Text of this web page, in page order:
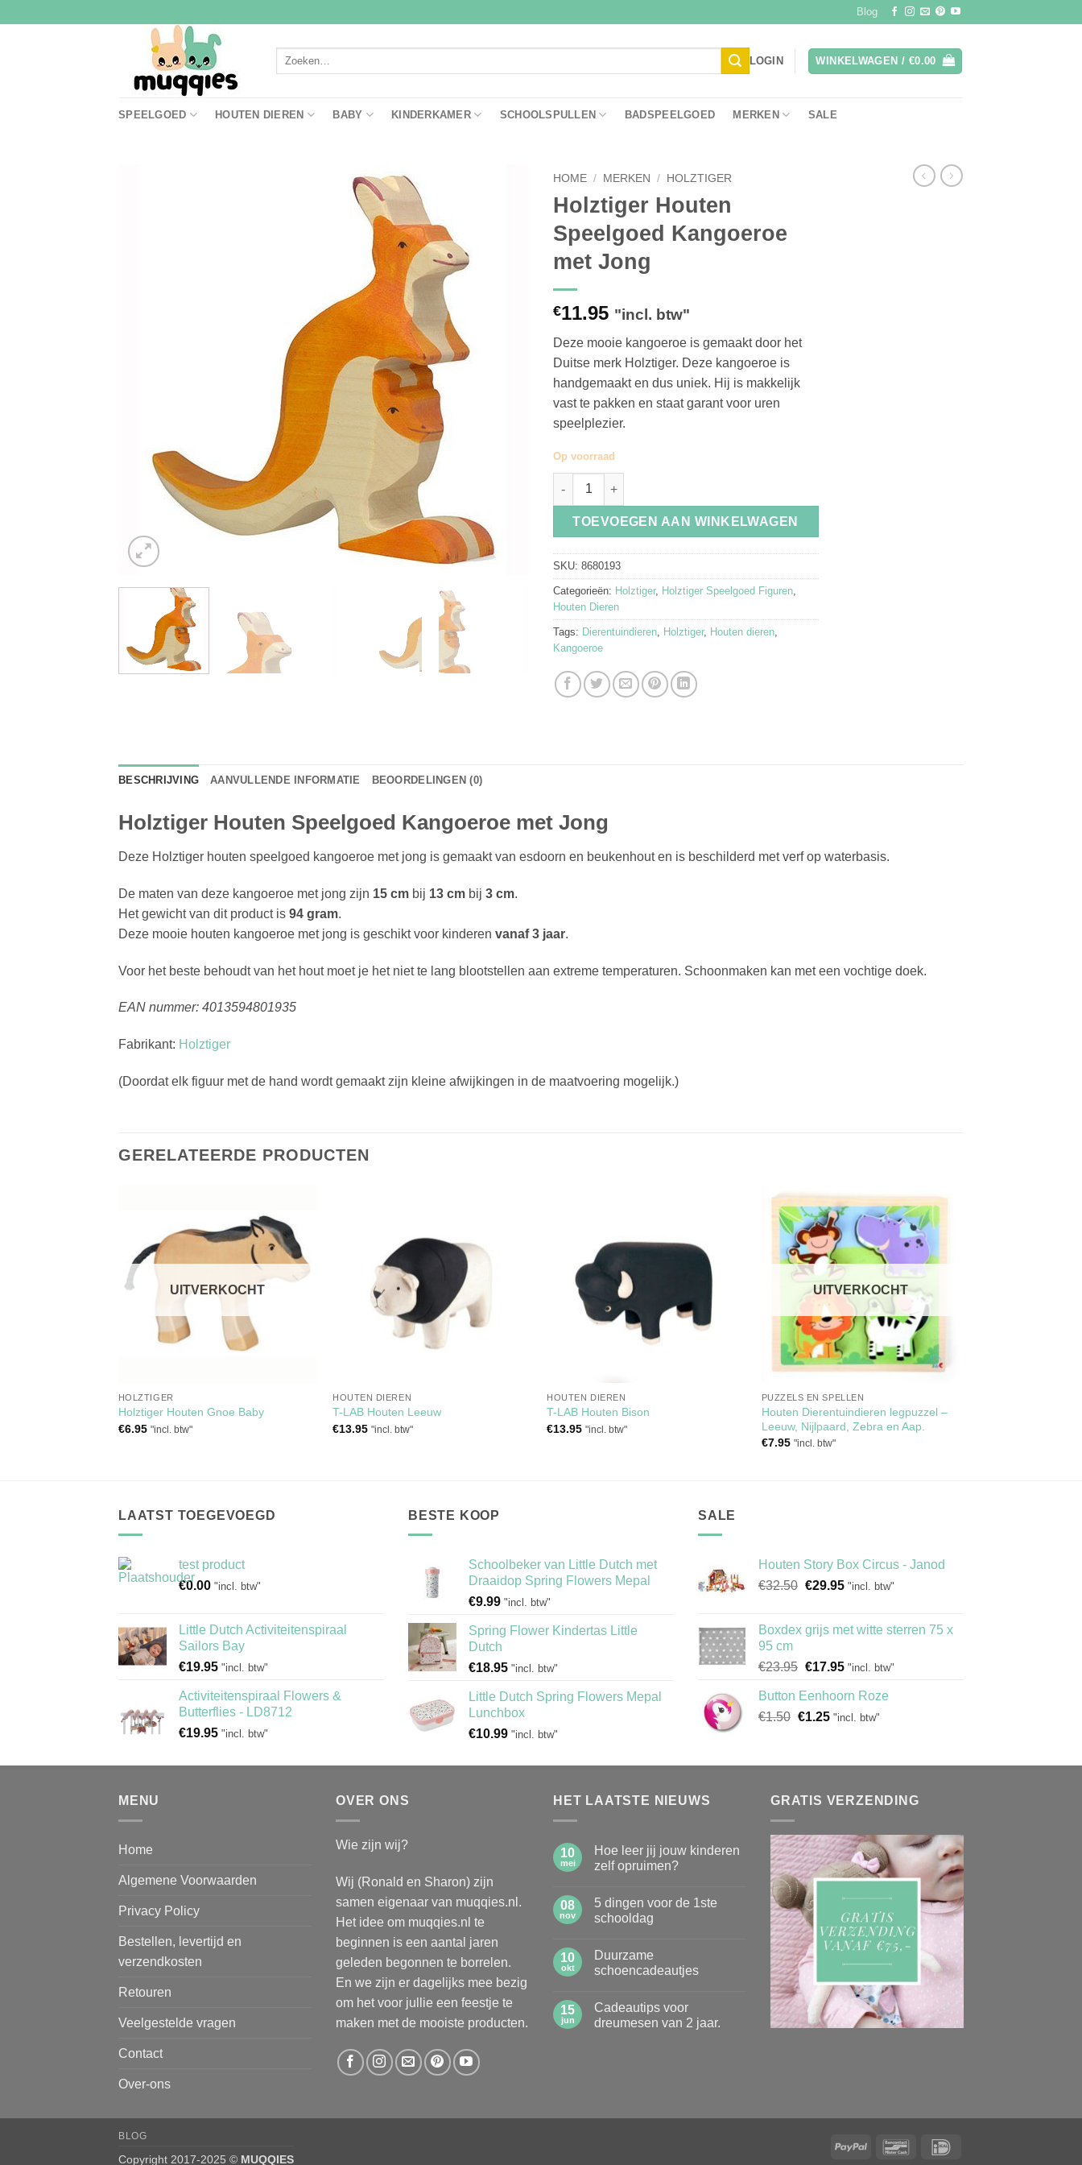
Blog
Zoeken
LOGIN WINKELWAGEN / €0.00
SPEELGOED HOUTEN DIEREN BABY KINDERKAMER SCHOOLSPULLEN BADSPEELGOED MERKEN SALE
verlanglijst
HOME / MERKEN / HOLZTIGER
Holztiger Houten
Speelgoed Kangoeroe
met Jong
€11.95 "incl. btw"
Deze mooie kangoeroe is gemaakt door het
Duitse merk Holztiger. Deze kangoeroe is
handgemaakt en dus uniek. Hij is makkelijk
vast te pakken en staat garant voor uren
speelplezier.
Op voorraad
Holztiger Houten Speelgoed Kangoeroe met Jong aantal
TOEVOEGEN AAN WINKELWAGEN
SKU: 8680193
Categorieën: Holztiger, Holztiger Speelgoed Figuren,
Houten Dieren
Tags: Dierentuindieren, Holztiger, Houten dieren,
Kangoeroe
BESCHRIJVING AANVULLENDE INFORMATIE BEOORDELINGEN (0)
Holztiger Houten Speelgoed Kangoeroe met Jong
Deze Holztiger houten speelgoed kangoeroe met jong is gemaakt van esdoorn en beukenhout en is beschilderd met verf op waterbasis.
De maten van deze kangoeroe met jong zijn 15 cm bij 13 cm bij 3 cm.
Het gewicht van dit product is 94 gram.
Deze mooie houten kangoeroe met jong is geschikt voor kinderen vanaf 3 jaar.
Voor het beste behoudt van het hout moet je het niet te lang blootstellen aan extreme temperaturen. Schoonmaken kan met een vochtige doek.
EAN nummer: 4013594801935
Fabrikant: Holztiger
(Doordat elk figuur met de hand wordt gemaakt zijn kleine afwijkingen in de maatvoering mogelijk.)
GERELATEERDE PRODUCTEN
Toevoegen
aan
verlanglijst
UITVERKOCHT
HOLZTIGER
Holztiger Houten Gnoe Baby
€6.95 "incl. btw"
HOUTEN DIEREN
T-LAB Houten Leeuw
€13.95 "incl. btw"
verlanglijst
HOUTEN DIEREN
T-LAB Houten Bison
€13.95 "incl. btw"
Toevoegen
aan
verlanglijst
UITVERKOCHT
PUZZELS EN SPELLEN
Houten Dierentuindieren legpuzzel –
Leeuw, Nijlpaard, Zebra en Aap.
€7.95 "incl. btw"
LAATST TOEGEVOEGD
test product
€0.00 "incl. btw"
Little Dutch Activiteitenspiraal
Sailors Bay
€19.95 "incl. btw"
Activiteitenspiraal Flowers &
Butterflies - LD8712
€19.95 "incl. btw"
BESTE KOOP
Schoolbeker van Little Dutch met
Draaidop Spring Flowers Mepal
€9.99 "incl. btw"
Spring Flower Kindertas Little
Dutch
€18.95 "incl. btw"
Little Dutch Spring Flowers Mepal
Lunchbox
€10.99 "incl. btw"
SALE
Houten Story Box Circus - Janod
€32.50 Oorspronkelijke
€32.50.
€29.95Huidige
€29.95.
"incl. btw"
Boxdex grijs met witte sterren 75 x
95 cm
€23.95 Oorspronkelijke
was:
€23.95.
€17.95Huidige
is:
€17.95.
"incl. btw"
Button Eenhoorn Roze
€1.50 Oorspronkelijke
€1.50.
€1.25Huidige
€1.25.
"incl. btw"
MENU
Home
Algemene Voorwaarden
Privacy Policy
Bestellen, levertijd en
verzendkosten
Retouren
Veelgestelde vragen
Contact
Over-ons
OVER ONS
Wie zijn wij?
Wij (Ronald en Sharon) zijn
samen eigenaar van muqqies.nl.
Het idee om muqqies.nl te
beginnen is een aantal jaren
geleden begonnen te borrelen.
En we zijn er dagelijks mee bezig
om het voor jullie een feestje te
maken met de mooiste producten.
HET LAATSTE NIEUWS
10
mei
Hoe leer jij jouw kinderen
zelf opruimen?
op
Hoe
leer
kinderen
opruimen?
08
nov
5 dingen voor de 1ste
schooldag
op
dingen
1ste
schooldag
10
okt
Duurzame
schoencadeautjes
op
Duurzame
schoencadeautjes
15
jun
Cadeautips voor
dreumesen van 2 jaar.
GRATIS VERZENDING
PayPal Bancontact
BLOG
Copyright 2017-2025 © MUQQIES